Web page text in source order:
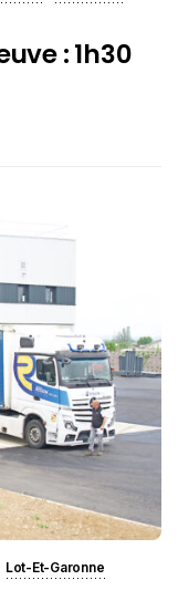
: 1h30
Lot-Et-Garonne